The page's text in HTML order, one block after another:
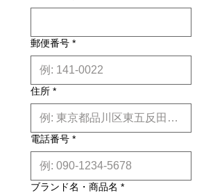
郵便番号 *
住所 *
電話番号 *
ブランド名・商品名 *